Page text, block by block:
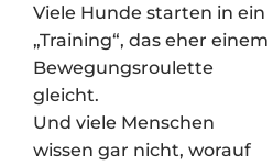
Viele Hunde starten in ein
„Training“, das eher einem
Bewegungsroulette
gleicht.
Und viele Menschen
wissen gar nicht, worauf